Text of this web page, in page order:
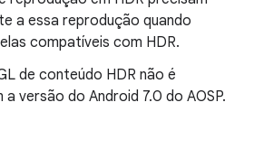
a essa reprodução quando
compatíveis com HDR.
de conteúdo HDR não é
versão do Android 7.0 do AOSP.